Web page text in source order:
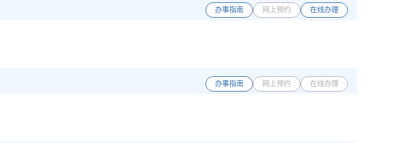
办事指南 网上预约 在线办理
办事指南 网上预约 在线办理